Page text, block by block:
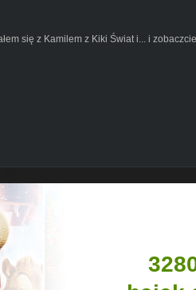
się z Kamilem z Kiki Świat i... i zobaczcie
za wszystkie lajki i subskrypcje!!